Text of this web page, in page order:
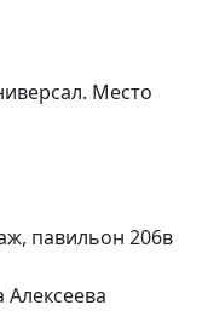
Место
павильон 206в
Алексеева